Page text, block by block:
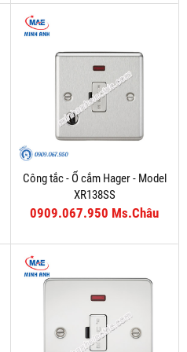
Công tắc - Ổ cắm Hager - Model
XR138SS
0909.067.950 Ms.Châu